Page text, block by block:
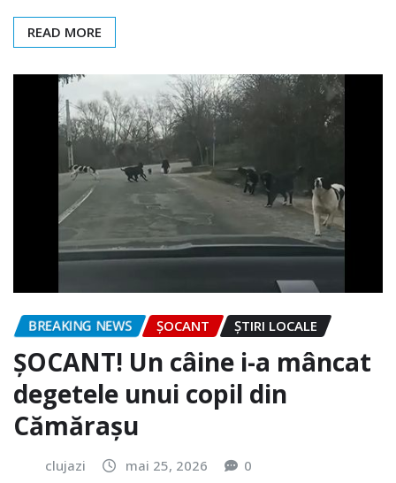
READ MORE
BREAKING NEWS ȘOCANT ȘTIRI LOCALE
ȘOCANT! Un câine i-a mâncat
degetele unui copil din
Cămărașu
clujazi mai 25, 2026 0